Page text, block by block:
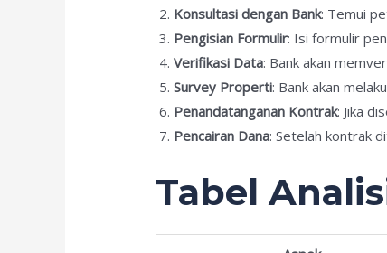
Konsultasi dengan Bank: Temui
Pengisian Formulir: Isi formulir
Verifikasi Data: Bank akan
Survey Properti: Bank akan
Penandatanganan Kontrak: Jika
Pencairan Dana: Setelah kontrak
Tabel